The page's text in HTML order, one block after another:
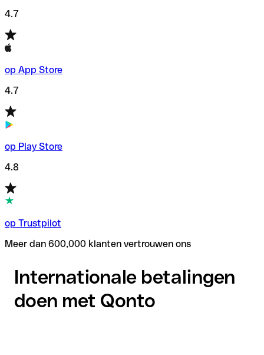
4.7
op App Store
4.7
op Play Store
4.8
op Trustpilot
Meer dan 600,000 klanten vertrouwen ons
Internationale betalingen
doen met Qonto